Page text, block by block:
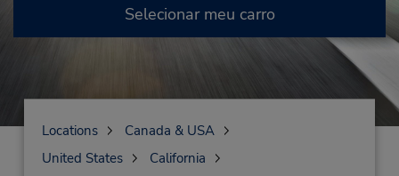
Selecionar meu carro
Locations
Canada & USA
United States
California